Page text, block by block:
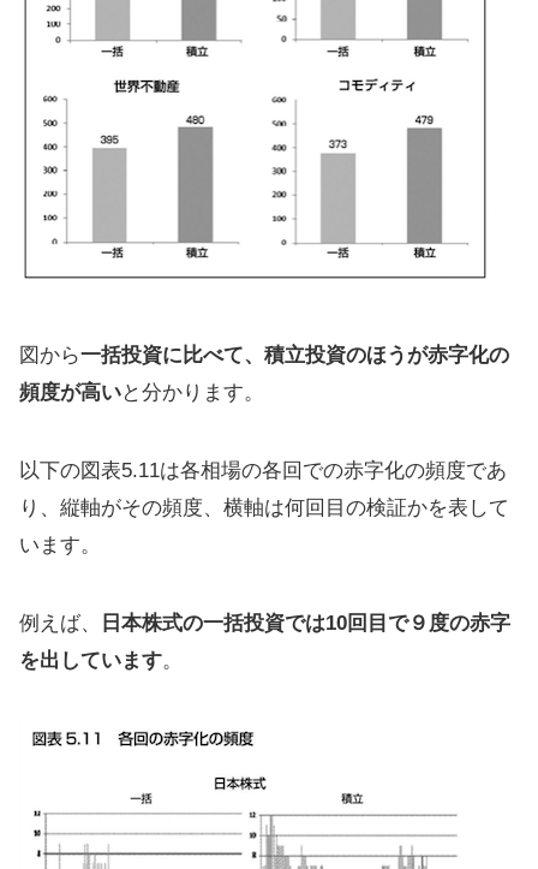
図から一括投資に比べて、積立投資のほうが赤字化の
頻度が高いと分かります。
以下の図表5.11は各相場の各回での赤字化の頻度であ
り、縦軸がその頻度、横軸は何回目の検証かを表して
います。
例えば、
日本株式の一括投資では10回目で９度の赤字
を出しています。